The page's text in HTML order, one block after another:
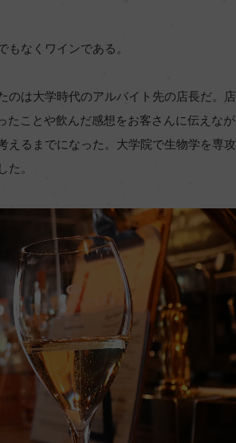
なくワインである。
のは大学時代のアルバイト先の店長だ。店
たことや飲んだ感想をお客さんに伝えなが
えるまでになった。大学院で生物学を専攻
。